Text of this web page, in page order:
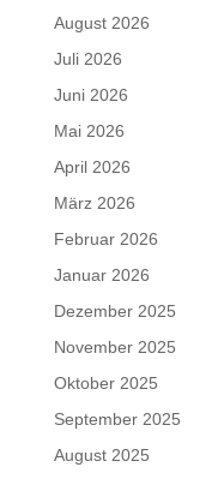
August 2026
Juli 2026
Juni 2026
Mai 2026
April 2026
März 2026
Februar 2026
Januar 2026
Dezember 2025
November 2025
Oktober 2025
September 2025
August 2025